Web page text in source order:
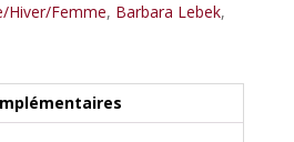
Hiver/Femme, Barbara Lebek,